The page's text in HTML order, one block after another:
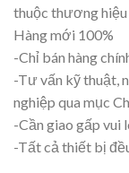
thuộc thương
Hàng mới 100%
-Chỉ bán hàng
-Tư vấn kỹ thuật,
nghiệp qua mục
-Cần giao gấp vui
-Tất cả thiết bị